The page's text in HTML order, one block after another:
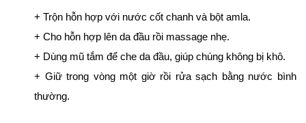
+ Trộn hỗn hợp với nước cốt chanh và bột amla.
+ Cho hỗn hợp lên da đầu rồi massage nhẹ.
+ Dùng mũ tắm để che da đầu, giúp chúng không bị khô.
+ Giữ trong vòng một giờ rồi rửa sạch bằng nước bình
thường.